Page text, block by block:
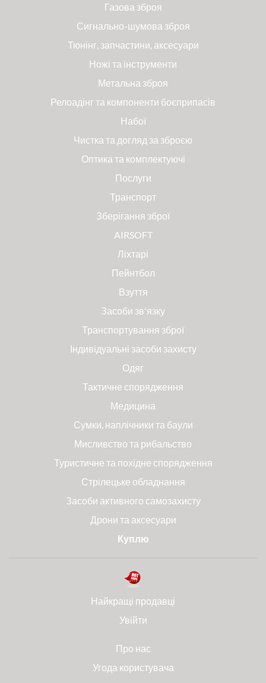
Газова зброя
Сигнально-шумова зброя
Тюнінг, запчастини, аксесуари
Ножі та інструменти
Метальна зброя
Релоадінг та компоненти боєприпасів
Набої
Чистка та догляд за зброєю
Оптика та комплектуючі
Послуги
Транспорт
Зберігання зброї
AIRSOFT
Ліхтарі
Пейнтбол
Взуття
Засоби зв'язку
Транспортування зброї
Індивідуальні засоби захисту
Одяг
Тактичне спорядження
Медицина
Сумки, наплічники та баули
Мисливство та рибальство
Туристичне та похідне спорядження
Стрілецьке обладнання
Засоби активного самозахисту
Дрони та аксесуари
Куплю
Найкращі продавці
Увійти
Про нас
Угода користувача